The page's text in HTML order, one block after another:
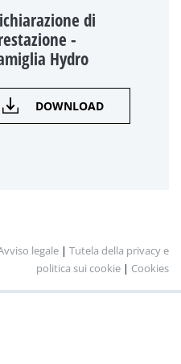
di
-
Hydro
DOWNLOAD
legale | Tutela della privacy e
politica sui cookie | Cookies